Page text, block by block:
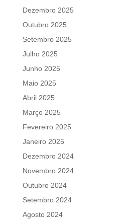
Dezembro 2025
Outubro 2025
Setembro 2025
Julho 2025
Junho 2025
Maio 2025
Abril 2025
Março 2025
Fevereiro 2025
Janeiro 2025
Dezembro 2024
Novembro 2024
Outubro 2024
Setembro 2024
Agosto 2024